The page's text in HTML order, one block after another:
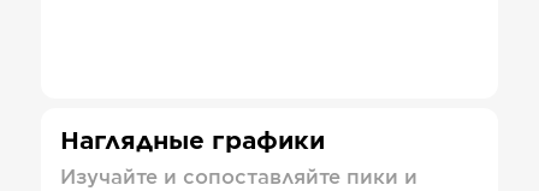
Наглядные графики
Изучайте и сопоставляйте пики и